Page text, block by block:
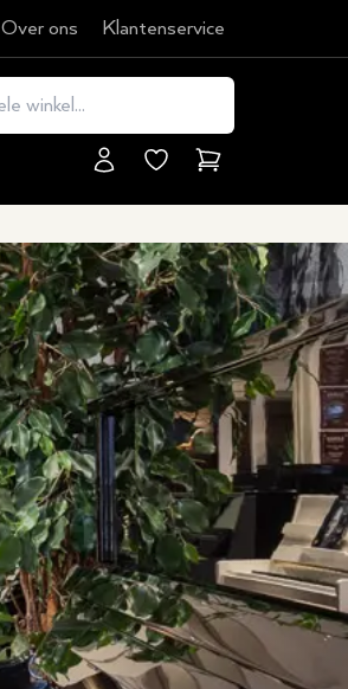
Over ons Klantenservice
Winkelmand